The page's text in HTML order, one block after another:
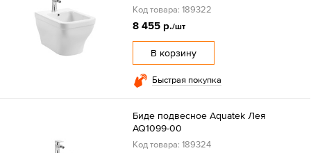
Код товара: 189322
8 455 р./шт
В корзину
Быстрая покупка
Биде подвесное Aquatek Лея
AQ1099-00
Код товара: 189324